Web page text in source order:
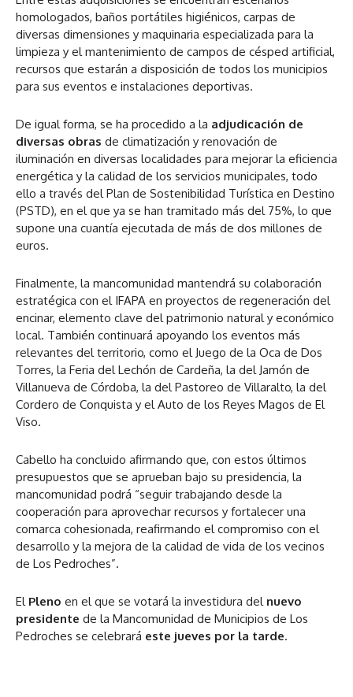
homologados, baños portátiles higiénicos, carpas de
diversas dimensiones y maquinaria especializada para la
limpieza y el mantenimiento de campos de césped artificial,
recursos que estarán a disposición de todos los municipios
para sus eventos e instalaciones deportivas.
De igual forma, se ha procedido a la adjudicación de
diversas obras de climatización y renovación de
iluminación en diversas localidades para mejorar la eficiencia
energética y la calidad de los servicios municipales, todo
ello a través del Plan de Sostenibilidad Turística en Destino
(PSTD), en el que ya se han tramitado más del 75%, lo que
supone una cuantía ejecutada de más de dos millones de
euros.
Finalmente, la mancomunidad mantendrá su colaboración
estratégica con el IFAPA en proyectos de regeneración del
encinar, elemento clave del patrimonio natural y económico
local. También continuará apoyando los eventos más
relevantes del territorio, como el Juego de la Oca de Dos
Torres, la Feria del Lechón de Cardeña, la del Jamón de
Villanueva de Córdoba, la del Pastoreo de Villaralto, la del
Cordero de Conquista y el Auto de los Reyes Magos de El
Viso.
Cabello ha concluido afirmando que, con estos últimos
presupuestos que se aprueban bajo su presidencia, la
mancomunidad podrá “seguir trabajando desde la
cooperación para aprovechar recursos y fortalecer una
comarca cohesionada, reafirmando el compromiso con el
desarrollo y la mejora de la calidad de vida de los vecinos
de Los Pedroches”.
El Pleno en el que se votará la investidura del nuevo
presidente de la Mancomunidad de Municipios de Los
Pedroches se celebrará este jueves por la tarde.